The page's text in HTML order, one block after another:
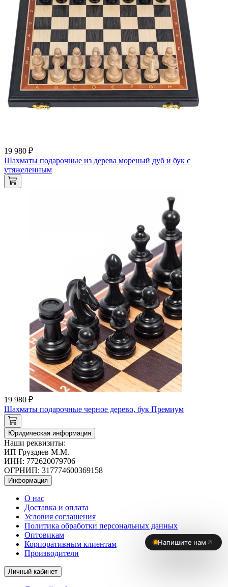
19 980 ₽
Шахматы подарочные из дерева мореный дуб и бук с
утяжеленным
19 980 ₽
Шахматы подарочные черное дерево, бук Премиум
Юридическая информация
Наши реквизиты:
ИП Груздяев М.М.
ИНН: 772620079706
ОГРНИП: 317774600369158
Информация
О нас
Доставка и оплата
Условия соглашения
Политика обработки персональных данных
Оптовикам
Корпоративным клиентам
Производители
Личный кабинет